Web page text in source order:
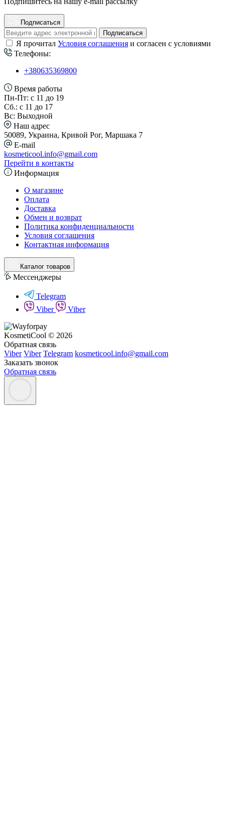
Подписаться
Подписаться
Я прочитал Условия соглашения и согласен с условиями
Телефоны:
+380635369800
Время работы
Пн-Пт: с 11 до 19
Сб.: с 11 до 17
Вс: Выходной
Наш адрес
50089, Украина, Кривой Рог, Маршака 7
E-mail
kosmeticool.info@gmail.com
Перейти в контакты
Информация
О магазине
Оплата
Доставка
Обмен и возврат
Политика конфиденциальности
Условия соглашения
Контактная информация
Каталог товаров
Мессенджеры
Telegram
Viber
Viber
KosmetiCool © 2026
Обратная связь
Viber Viber Telegram kosmeticool.info@gmail.com
Заказать звонок
Обратная связь